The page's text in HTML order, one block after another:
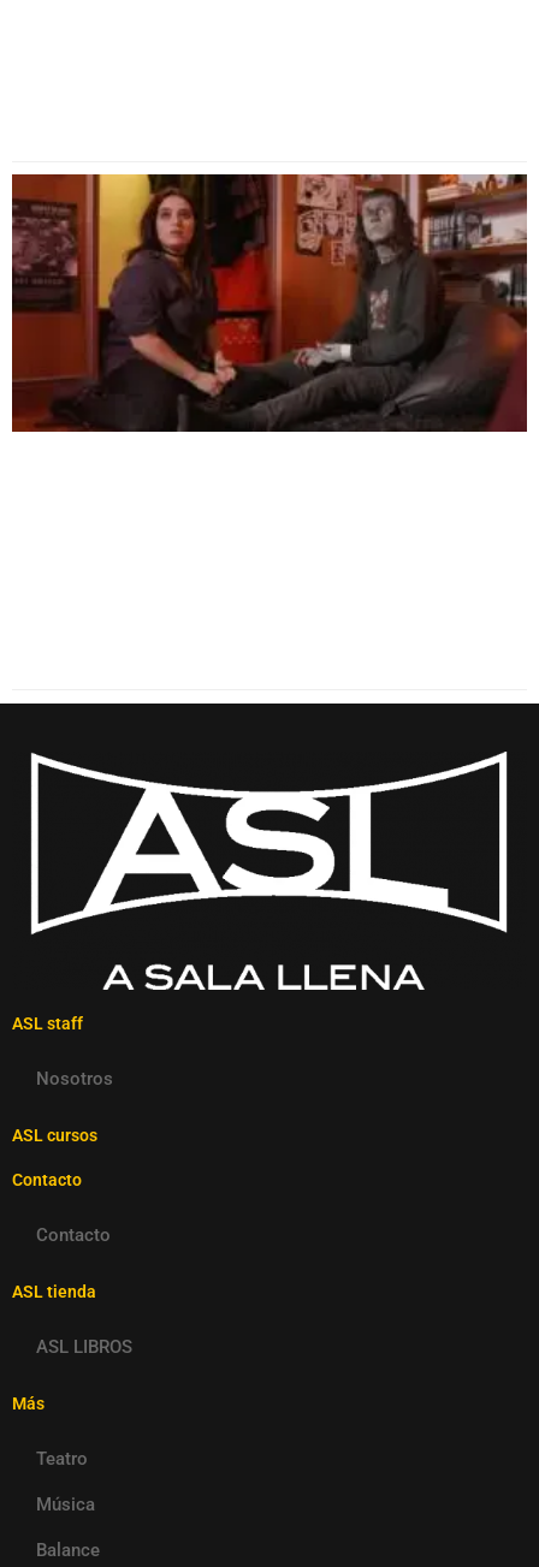
ASL staff
Nosotros
ASL cursos
Contacto
Contacto
ASL tienda
ASL LIBROS
Más
Teatro
Música
Balance